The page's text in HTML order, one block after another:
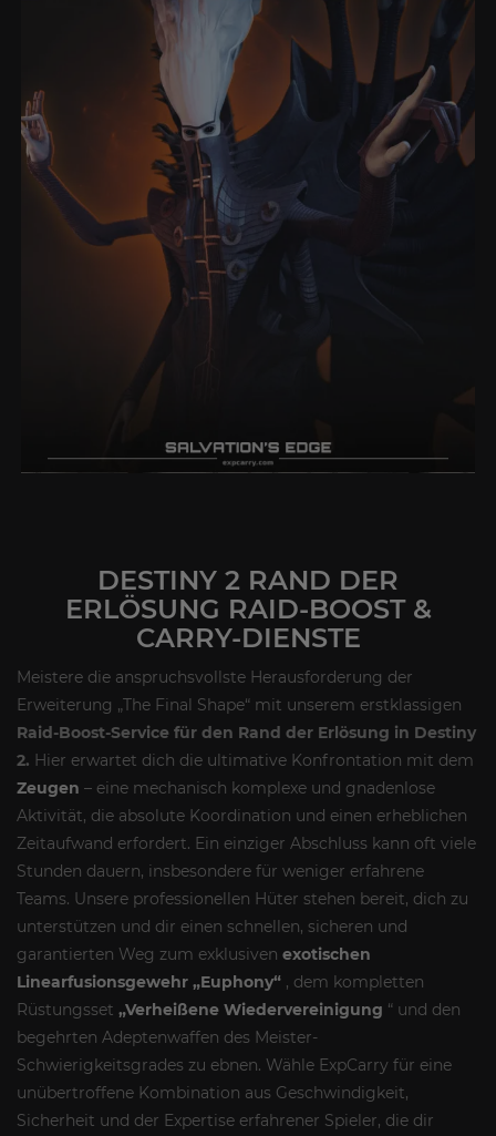
DESTINY 2 RAND DER
ERLÖSUNG RAID-BOOST &
CARRY-DIENSTE
Meistere die anspruchsvollste Herausforderung der
Erweiterung „The Final Shape“ mit unserem erstklassigen
Raid-Boost-Service für den Rand der Erlösung in Destiny
2. Hier erwartet dich die ultimative Konfrontation mit dem
Zeugen – eine mechanisch komplexe und gnadenlose
Aktivität, die absolute Koordination und einen erheblichen
Zeitaufwand erfordert. Ein einziger Abschluss kann oft viele
Stunden dauern, insbesondere für weniger erfahrene
Teams. Unsere professionellen Hüter stehen bereit, dich zu
unterstützen und dir einen schnellen, sicheren und
garantierten Weg zum exklusiven exotischen
Linearfusionsgewehr „Euphony“ , dem kompletten
Rüstungsset „Verheißene Wiedervereinigung “ und den
begehrten Adeptenwaffen des Meister-
Schwierigkeitsgrades zu ebnen. Wähle ExpCarry für eine
unübertroffene Kombination aus Geschwindigkeit,
Sicherheit und der Expertise erfahrener Spieler, die dir